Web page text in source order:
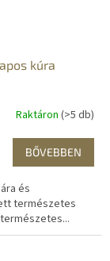
kúra
Raktáron (>5 db)
BŐVEBBEN
és
természetes